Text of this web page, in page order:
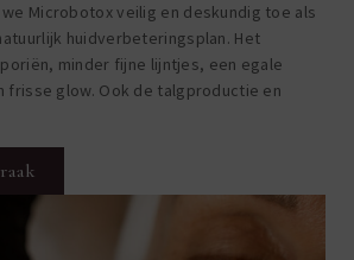
Microbotox veilig en deskundig toe als
huidverbeteringsplan. Het
minder fijne lijntjes, een egale
frisse glow. Ook de talgproductie en